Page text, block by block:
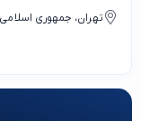
تهران، جمهوری